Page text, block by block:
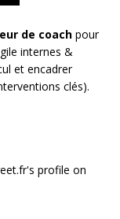
de coach pour
internes &
et encadrer
clés).